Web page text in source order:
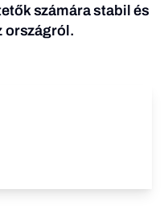
számára stabil és
országról.